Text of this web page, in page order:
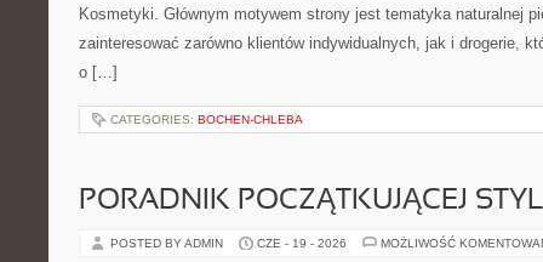
Kosmetyki. Głównym motywem strony jest tematyka naturalnej
zainteresować zarówno klientów indywidualnych, jak i drogerie,
o […]
CATEGORIES: BOCHEN-CHLEBA
PORADNIK POCZĄTKUJĄCEJ
POSTED BY ADMIN CZE - 19 - 2026 MOŻLIWOŚĆ